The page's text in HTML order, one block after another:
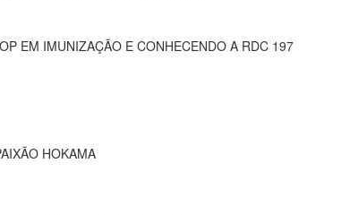
EM IMUNIZAÇÃO E CONHECENDO A RDC 197
HOKAMA